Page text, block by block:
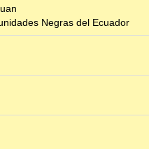
Negras del Ecuador